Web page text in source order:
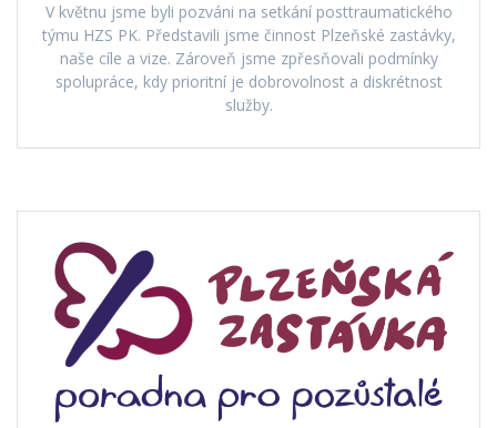
V květnu jsme byli pozváni na setkání posttraumatického
týmu HZS PK. Představili jsme činnost Plzeňské zastávky,
naše cíle a vize. Zároveň jsme zpřesňovali podmínky
spolupráce, kdy prioritní je dobrovolnost a diskrétnost
služby.